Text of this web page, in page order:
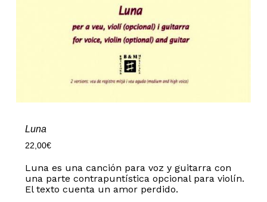
Luna
22,00€
Luna es una canción para voz y guitarra con
una parte contrapuntística opcional para violín.
El texto cuenta un amor perdido.